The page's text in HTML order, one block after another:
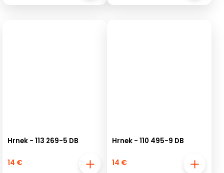
Hrnek - 113 269-5 DB
14 €
Hrnek - 110 495-9 DB
14 €